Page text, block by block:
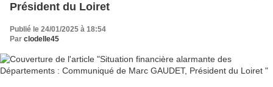
Président du Loiret
Publié le 24/01/2025 à 18:54
Par clodelle45